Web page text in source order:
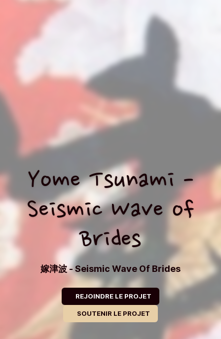
Yome Tsunami -
Seismic Wave of
Brides
嫁津波 - Seismic Wave Of Brides
REJOINDRE LE PROJET
SOUTENIR LE PROJET